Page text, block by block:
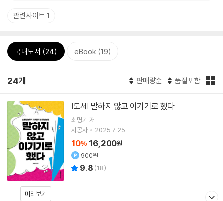
관련사이트 1
국내도서 (24) eBook (19)
24개 판매량순 품절포함
미리보기
[도서] 말하지 않고 이기기로 했다
최명기 저
시공사
2025.7.25.
10% 16,200원
900원
9.8 (18)